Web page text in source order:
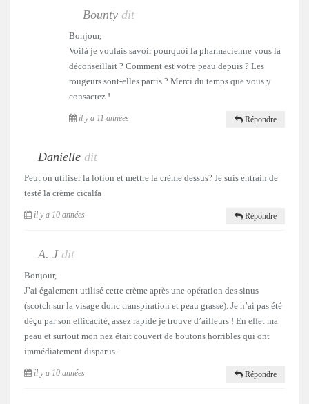
Bounty dit
Bonjour,
Voilà je voulais savoir pourquoi la pharmacienne vous la
déconseillait ? Comment est votre peau depuis ? Les
rougeurs sont-elles partis ? Merci du temps que vous y
consacrez !
il y a 11 années Répondre
Danielle dit
Peut on utiliser la lotion et mettre la crème dessus? Je suis entrain de
testé la crème cicalfa
il y a 10 années Répondre
A. J dit
Bonjour,
J’ai également utilisé cette crème après une opération des sinus
(scotch sur la visage donc transpiration et peau grasse). Je n’ai pas été
déçu par son efficacité, assez rapide je trouve d’ailleurs ! En effet ma
peau et surtout mon nez était couvert de boutons horribles qui ont
immédiatement disparus.
il y a 10 années Répondre